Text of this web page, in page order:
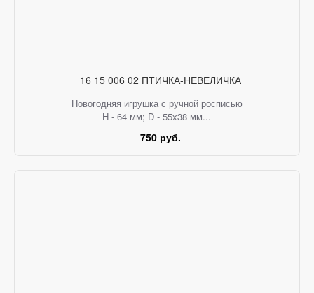
16 15 006 02 ПТИЧКА-НЕВЕЛИЧКА
Новогодняя игрушка с ручной росписью
H - 64 мм; D - 55х38 мм...
750 руб.